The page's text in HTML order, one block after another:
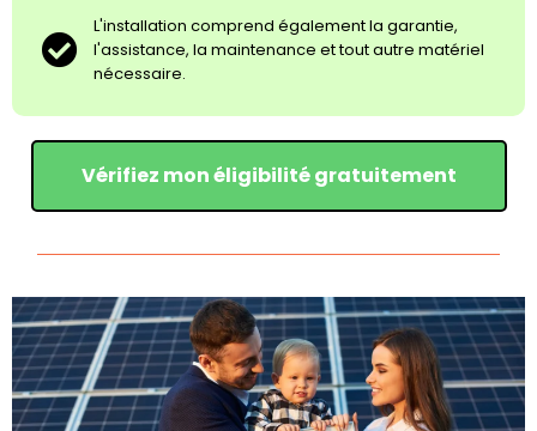
L'installation comprend également la garantie,
l'assistance, la maintenance et tout autre matériel
nécessaire.
Vérifiez mon éligibilité gratuitement